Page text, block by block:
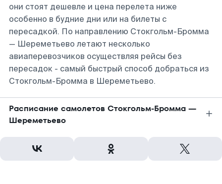
они стоят дешевле и цена перелета ниже
особенно в будние дни или на билеты с
пересадкой. По направлению Стокгольм-Бромма
— Шереметьево летают несколько
авиаперевозчиков осуществляя рейсы без
пересадок - самый быстрый способ добраться из
Стокгольм-Бромма в Шереметьево.
Расписание самолетов Стокгольм-Бромма —
Шереметьево